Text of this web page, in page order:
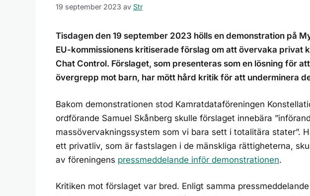
19 september 2023 av Str
Tisdagen den 19 september 2023 hölls en demonstration på
EU-kommissionens kritiserade förslag om att övervaka privat
Chat Control. Förslaget, som presenteras som en lösning för
övergrepp mot barn, har mött hård kritik för att underminera
Bakom demonstrationen stod Kamratdataföreningen
ordförande Samuel Skånberg skulle förslaget innebära
massövervakningssystem som vi bara sett i totalitära stater”.
ett privatliv, som är fastslagen i de mänskliga rättigheterna,
av föreningens pressmeddelande inför demonstrationen.
Kritiken mot förslaget var bred. Enligt samma